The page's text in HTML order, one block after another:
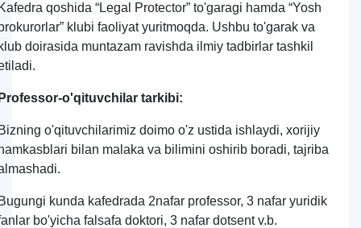
qoshida “Legal Protector” to'garagi hamda “Yosh
klubi faoliyat yuritmoqda. Ushbu to'garak va
doirasida muntazam ravishda ilmiy tadbirlar tashkil
o'qituvchilar tarkibi:
o'qituvchilarimiz doimo o'z ustida ishlaydi, xorijiy
bilan malaka va bilimini oshirib boradi, tajriba
kunda kafedrada 2nafar professor, 3 nafar yuridik
bo'yicha falsafa doktori, 3 nafar dotsent v.b.